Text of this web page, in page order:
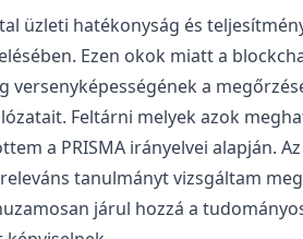
üzleti hatékonyság és
Ezen okok miatt a
versenyképességének a
Feltárni melyek azok
a PRISMA irányelvei alapján.
tanulmányt vizsgáltam
járul hozzá a